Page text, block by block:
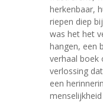
herkenbaar,
riepen diep
was het het
hangen, een
verhaal boek
verlossing
een